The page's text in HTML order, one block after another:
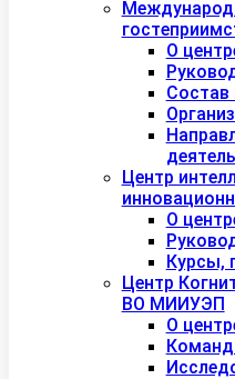
О
Состав
Центр
О
Курсы,
Центр
ВО МИИУЭП
О